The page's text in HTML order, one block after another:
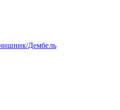
Дембель